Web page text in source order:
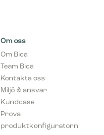
Om oss
Om Bica
Team Bica
Kontakta oss
Miljö & ansvar
Kundcase
Prova
produktkonfiguratorn